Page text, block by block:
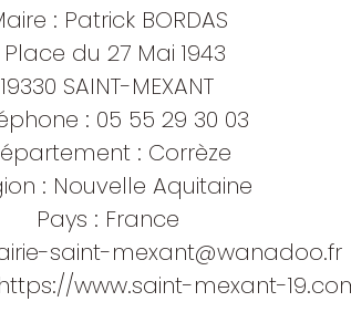
: Patrick BORDAS
Place du 27 Mai 1943
19330 SAINT-MEXANT
: 05 55 29 30 03
: Corrèze
: Nouvelle Aquitaine
Pays : France
saint-mexant@wanadoo.fr
https://www.saint-mexant-